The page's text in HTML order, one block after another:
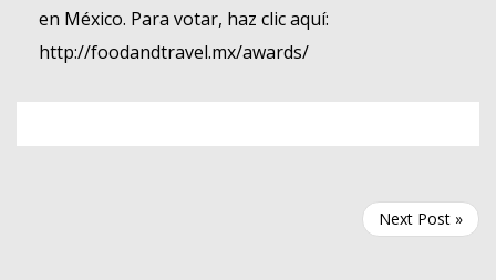
en México. Para votar, haz clic aquí:
http://foodandtravel.mx/awards/
Next Post »